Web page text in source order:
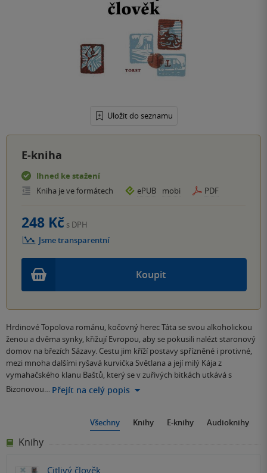
Uložit do seznamu
E-kniha
Ihned ke stažení
Kniha je ve formátech
ePUB mobi PDF
Koupit
248 Kč s DPH
Jsme transparentní
Hrdinové Topolova románu, kočovný herec Táta se svou alkoholickou
ženou a dvěma synky, křižují Evropou, aby se pokusili nalézt staronový
domov na březích Sázavy. Cestu jim kříží postavy spřízněné i protivné,
mezi mnoha dalšími ryšavá kurvička Světlana a její milý Kája z
vymahačského klanu Baštů, který se v zuřivých bitkách utkává s
Bizonovou… Přejít na celý popis
Všechny Knihy E-knihy Audioknihy
Knihy
Citlivý člověk